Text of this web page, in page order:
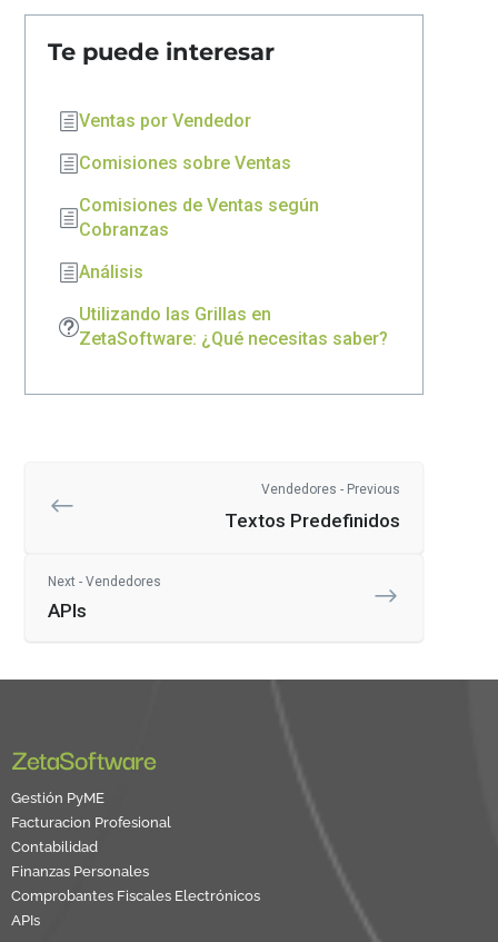
Te puede interesar
Ventas por Vendedor
Comisiones sobre Ventas
Comisiones de Ventas según
Cobranzas
Análisis
Utilizando las Grillas en
ZetaSoftware: ¿Qué necesitas saber?
Vendedores - Previous
Textos Predefinidos
Next - Vendedores
APIs
ZetaSoftware
Gestión PyME
Facturacion Profesional
Contabilidad
Finanzas Personales
Comprobantes Fiscales Electrónicos
APIs